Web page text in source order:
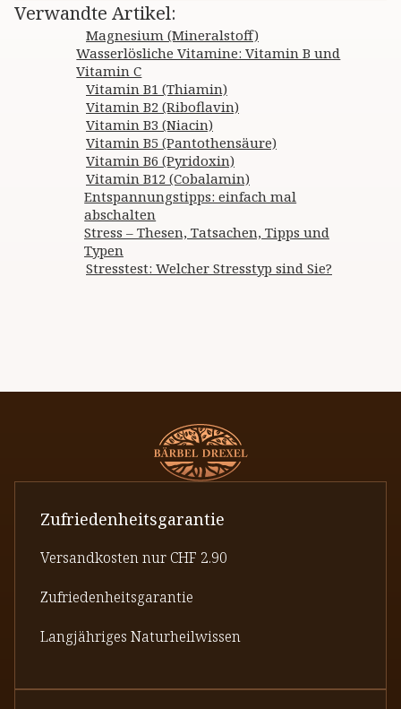
Verwandte Artikel:
Magnesium (Mineralstoff)
Wasserlösliche Vitamine: Vitamin B und
Vitamin C
Vitamin B1 (Thiamin)
Vitamin B2 (Riboflavin)
Vitamin B3 (Niacin)
Vitamin B5 (Pantothensäure)
Vitamin B6 (Pyridoxin)
Vitamin B12 (Cobalamin)
Entspannungstipps: einfach mal
abschalten
Stress – Thesen, Tatsachen, Tipps und
Typen
Stresstest: Welcher Stresstyp sind Sie?
Zufriedenheitsgarantie
Versandkosten nur CHF 2.90
Zufriedenheitsgarantie
Langjähriges Naturheilwissen